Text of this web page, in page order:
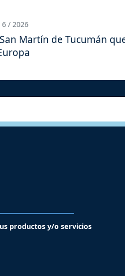
6 / 2026
Martín de Tucumán
productos y/o servicios